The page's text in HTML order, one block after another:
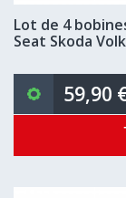
Lot de 4
Seat Skoda
59,90